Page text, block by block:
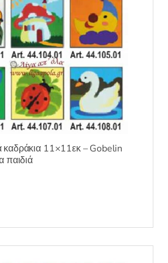
καδράκια 11×11εκ – Gobelin
παιδιά